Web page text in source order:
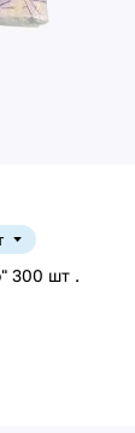
300 шт .